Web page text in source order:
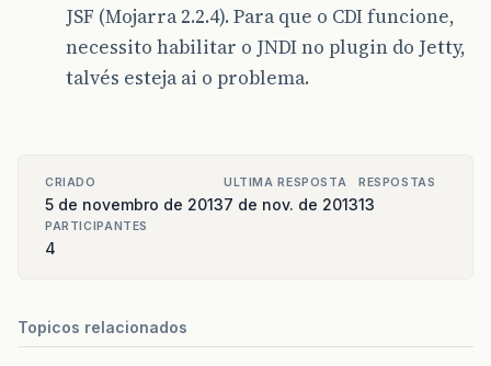
JSF (Mojarra 2.2.4). Para que o CDI funcione,
necessito habilitar o JNDI no plugin do Jetty,
talvés esteja ai o problema.
CRIADO
5 de novembro de 2013
ULTIMA RESPOSTA
7 de nov. de 2013
RESPOSTAS
13
PARTICIPANTES
4
Topicos relacionados